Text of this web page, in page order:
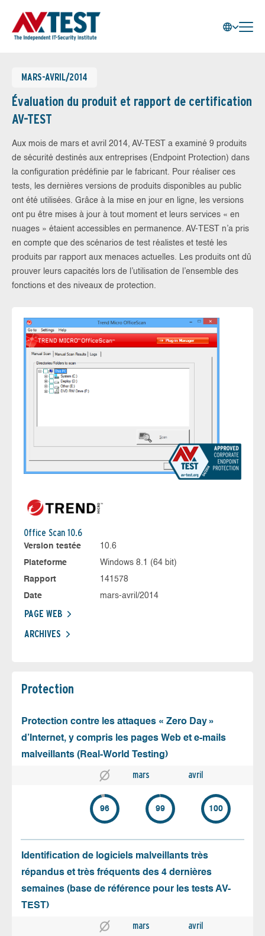
MARS-AVRIL/2014
Évaluation du produit et rapport de certification
AV-TEST
Aux mois de mars et avril 2014, AV-TEST a examiné 9 produits
de sécurité destinés aux entreprises (Endpoint Protection) dans
la configuration prédéfinie par le fabricant. Pour réaliser ces
tests, les dernières versions de produits disponibles au public
ont été utilisées. Grâce à la mise en jour en ligne, les versions
ont pu être mises à jour à tout moment et leurs services « en
nuages » étaient accessibles en permanence. AV-TEST n’a pris
en compte que des scénarios de test réalistes et testé les
produits par rapport aux menaces actuelles. Les produits ont dû
prouver leurs capacités lors de l’utilisation de l’ensemble des
fonctions et des niveaux de protection.
Office Scan 10.6
Version testée
10.6
Plateforme
Windows 8.1 (64 bit)
Rapport
141578
Date
mars-avril/2014
PAGE WEB
ARCHIVES
Protection
Protection contre les attaques « Zero Day »
d’Internet, y compris les pages Web et e-mails
malveillants (Real-World Testing)
mars avril
96 99 100
Identification de logiciels malveillants très
répandus et très fréquents des 4 dernières
semaines (base de référence pour les tests AV-
TEST)
mars avril